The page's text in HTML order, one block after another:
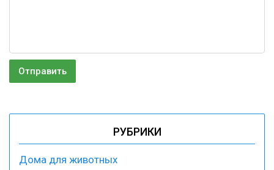
РУБРИКИ
Дома для животных